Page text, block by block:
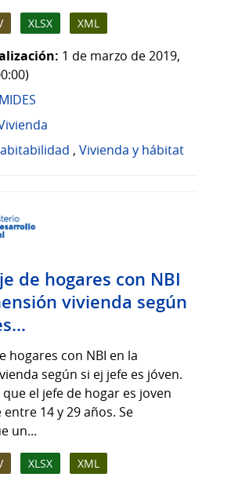
XLSX XML
1 de marzo de 2019,
MIDES
, Vivienda y hábitat
de hogares con NBI
vivienda según
hogares con NBI en la
según si ej jefe es jóven.
el jefe de hogar es joven
14 y 29 años. Se
un...
XLSX XML